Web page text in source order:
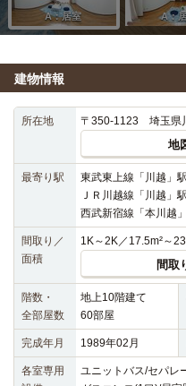
建物情報
所在地 〒350-1123 埼玉県
地
最寄り駅
東武東上線「川越」
ＪＲ川越線「川越」
西武新宿線「本川越
間取り／
面積
1K～2K／17.5m²～
間取
階数・
全部屋数
地上10階建て
60部屋
完成年月 1989年02月
各室専用
ユニットバス/セパレ